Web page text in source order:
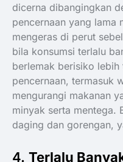
dicerna dibangingkan
pencernaan yang lama
mengeras di perut
bila konsumsi terlalu
berlemak berisiko
pencernaan, termasuk
mengurangi makanan
minyak serta mentega.
daging dan gorengan,
4. Terlalu